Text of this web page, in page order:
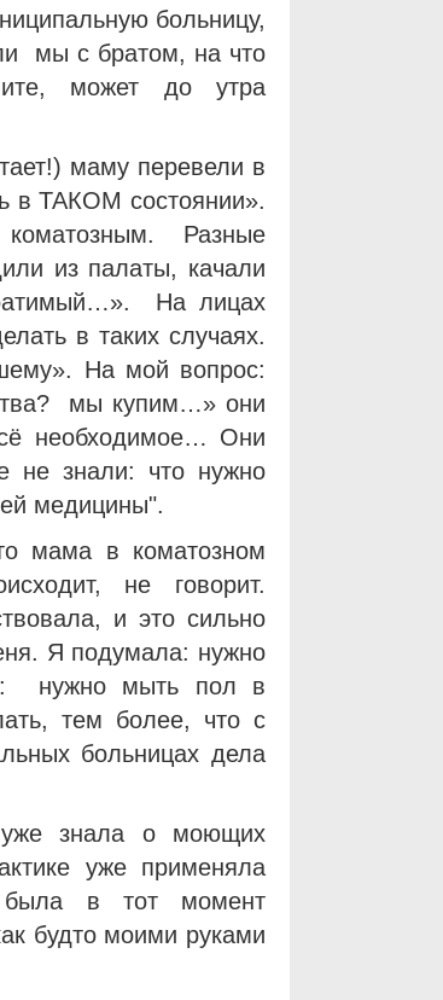
больницу,
мы с братом, на что
может до утра
маму перевели в
в ТАКОМ состоянии».
Разные
из палаты, качали
На лицах
в таких случаях.
На мой вопрос:
мы купим…» они
необходимое… Они
не знали: что нужно
медицины".
мама в коматозном
не говорит.
и это сильно
Я подумала: нужно
нужно мыть пол в
тем более, что с
больницах дела
уже знала о моющих
уже применяла
была в тот момент
будто моими руками